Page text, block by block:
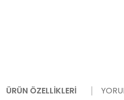
ÜRÜN ÖZELLIKLERI